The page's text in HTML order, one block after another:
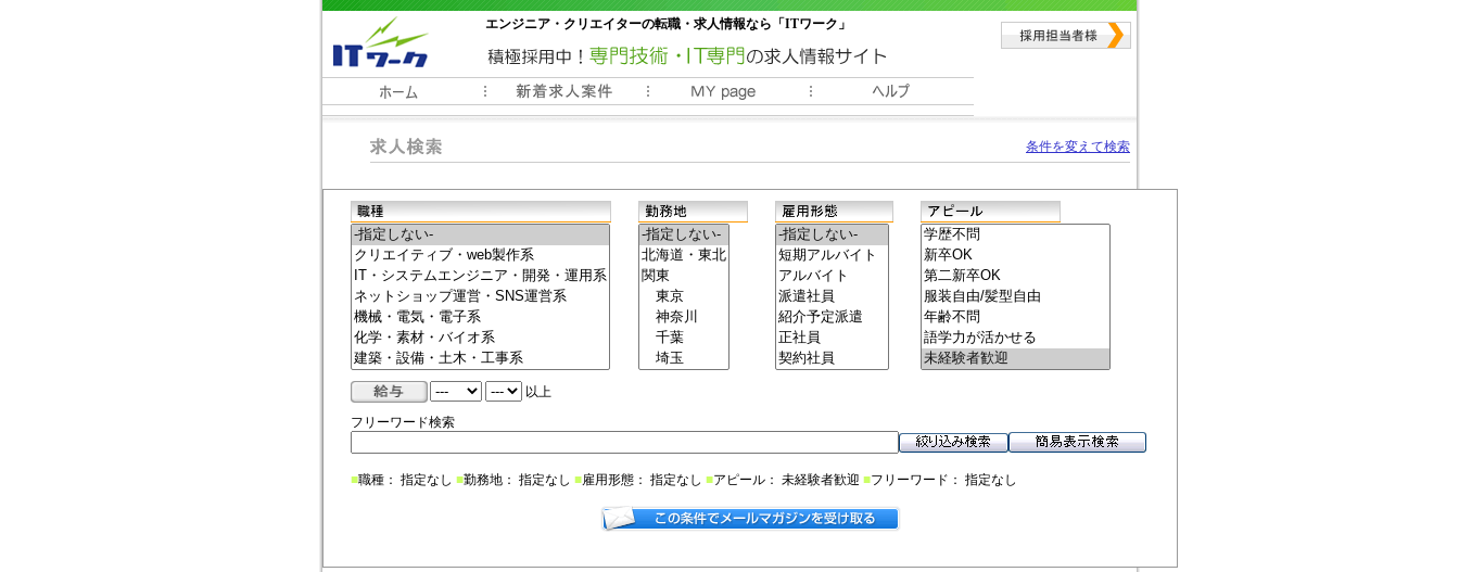
エンジニア・クリエイターの転職・求人情報なら「ITワーク」
常時3000件以上の求人情報掲載中
条件を変えて検索
以上
フリーワード検索
■職種： 指定なし ■勤務地： 指定なし ■雇用形態： 指定なし ■アピール： 未経験者歓迎 ■フリーワード： 指定なし